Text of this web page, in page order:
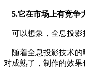
5.它在市场上有竞争
可以想象，全息投影
随着全息投影技术的
对成熟了，制作的效果